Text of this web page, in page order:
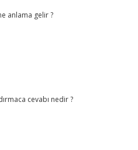
anlama gelir ?
cevabı nedir ?